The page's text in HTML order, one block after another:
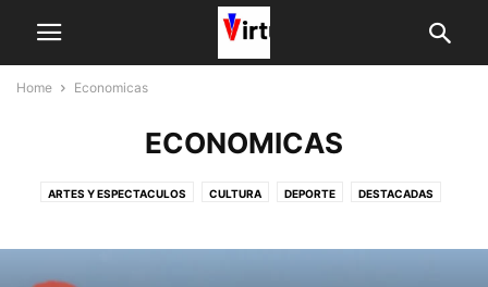
Home Economicas
ECONOMICAS
ARTES Y ESPECTACULOS CULTURA DEPORTE DESTACADAS
INTERNACIONALES NACIONALES NOTICIAS GLOBAL OPINION
PANORAMA SOCIAL TV